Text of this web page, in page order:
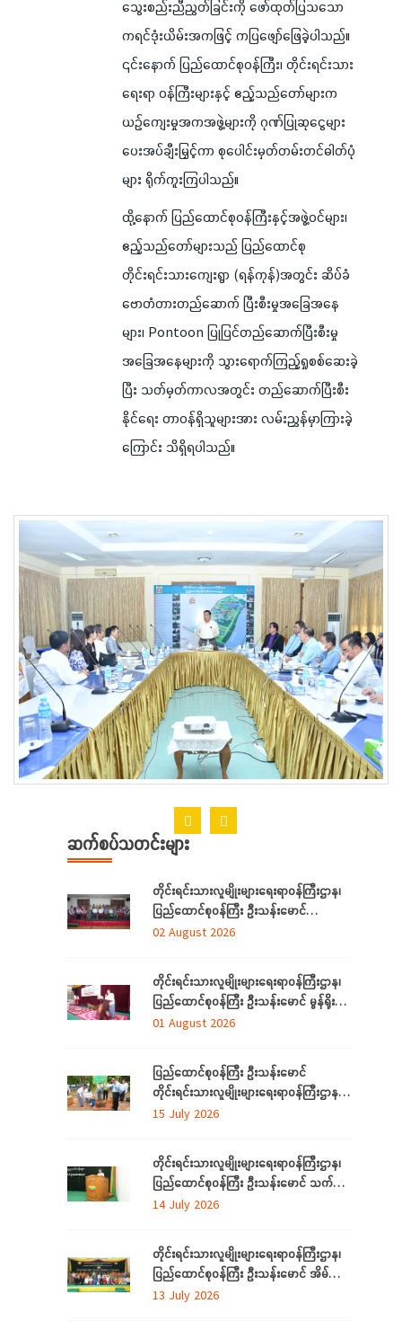
သွေးစည်းညီညွတ်ခြင်းကို ဖော်ထုတ်ပြသသော
ကရင်ဒုံးယိမ်းအကဖြင့် ကပြဖျော်ဖြေခဲ့ပါသည်။
၎င်းနောက် ပြည်ထောင်စုဝန်ကြီး၊ တိုင်းရင်းသား
ရေးရာ ဝန်ကြီးများနှင့် ဧည့်သည်တော်များက
ယဉ်ကျေးမှုအကအဖွဲ့များကို ဂုဏ်ပြုဆုငွေများ
ပေးအပ်ချီးမြှင့်ကာ စုပေါင်းမှတ်တမ်းတင်ဓါတ်ပုံ
များ ရိုက်ကူးကြပါသည်။
ထို့နောက် ပြည်ထောင်စုဝန်ကြီးနှင့်အဖွဲ့ဝင်များ၊
ဧည့်သည်တော်များသည် ပြည်ထောင်စု
တိုင်းရင်းသားကျေးရွာ (ရန်ကုန်)အတွင်း ဆိပ်ခံ
ဗောတံတားတည်ဆောက် ပြီးစီးမှုအခြေအနေ
များ၊ Pontoon ပြုပြင်တည်ဆောက်ပြီးစီးမှု
အခြေအနေများကို သွားရောက်ကြည့်ရှုစစ်ဆေးခဲ့
ပြီး သတ်မှတ်ကာလအတွင်း တည်ဆောက်ပြီးစီး
နိုင်ရေး တာဝန်ရှိသူများအား လမ်းညွှန်မှာကြားခဲ့
ကြောင်း သိရှိရပါသည်။
ဆက်စပ်သတင်းများ
တိုင်းရင်းသားလူမျိုးများရေးရာဝန်ကြီးဌာန၊
ပြည်ထောင်စုဝန်ကြီး ဦးသန်းမောင်
ရန်ကုန်တိုင်းဒေသကြီးအတွင်းရှိ
နှင့် တွေ့ဆုံ
02 August 2026
တိုင်းရင်းသားလူမျိုးများရေးရာဝန်ကြီးဌာန၊
ပြည်ထောင်စုဝန်ကြီး ဦးသန်းမောင် မွန်ရိုးရာ
ဝတ်စုံချုပ်လုပ်နည်းသင်တန်းဆင်းပွဲ
01 August 2026
ပြည်ထောင်စုဝန်ကြီး ဦးသန်းမောင်
တိုင်းရင်းသားလူမျိုးများရေးရာဝန်ကြီးဌာန မိုး
ရာသီသစ်ပင်စိုက်ပျိုးပွဲ အခမ်းအနားတက်
15 July 2026
တိုင်းရင်းသားလူမျိုးများရေးရာဝန်ကြီးဌာန၊
ပြည်ထောင်စုဝန်ကြီး ဦးသန်းမောင် သက်မွေး
ပညာသင်တန်းများ သင်တန်းဆင်းပွဲ
14 July 2026
တိုင်းရင်းသားလူမျိုးများရေးရာဝန်ကြီးဌာန၊
ပြည်ထောင်စုဝန်ကြီး ဦးသန်းမောင် အိမ်သုံး
ဆိုလာများ လွှဲပြောင်းထောက်ပံ့ပေးခြင်း
13 July 2026